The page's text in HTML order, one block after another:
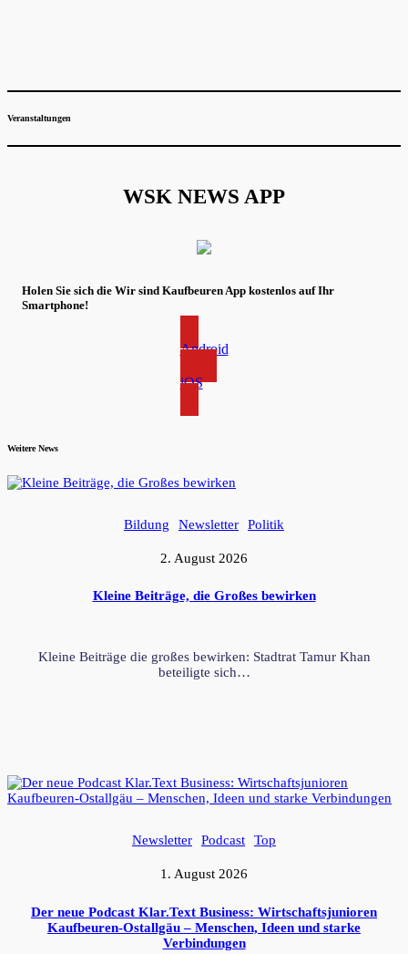
Veranstaltungen
WSK NEWS APP
Holen Sie sich die Wir sind Kaufbeuren App kostenlos auf Ihr
Smartphone!
Android
iOS
Weitere News
Bildung Newsletter Politik
2. August 2026
Kleine Beiträge, die Großes bewirken
Kleine Beiträge die großes bewirken: Stadtrat Tamur Khan
beteiligte sich…
Newsletter Podcast Top
1. August 2026
Der neue Podcast Klar.Text Business: Wirtschaftsjunioren
Kaufbeuren-Ostallgäu – Menschen, Ideen und starke
Verbindungen